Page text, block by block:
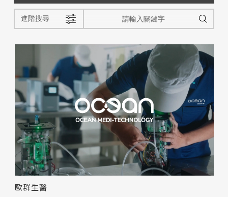
設計觀點
加入沃德
快速諮詢
線上諮詢 表單快速諮詢
進階搜尋
歐群生醫